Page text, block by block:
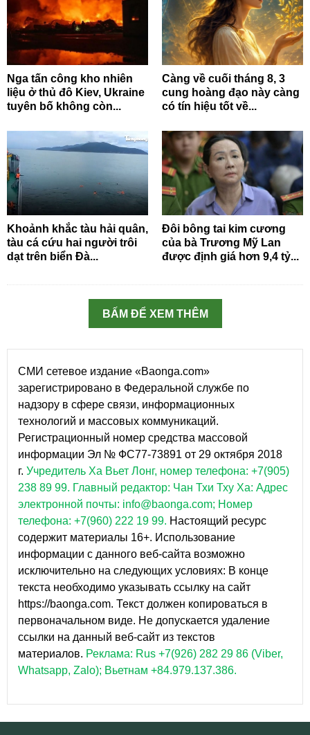
Nga tấn công kho nhiên
liệu ở thủ đô Kiev, Ukraine
tuyên bố không còn...
Càng về cuối tháng 8, 3
cung hoàng đạo này càng
có tín hiệu tốt về...
Khoảnh khắc tàu hải quân,
tàu cá cứu hai người trôi
dạt trên biển Đà...
Đôi bông tai kim cương
của bà Trương Mỹ Lan
được định giá hơn 9,4 tỷ...
BẤM ĐỂ XEM THÊM
СМИ сетевое издание «Baonga.com»
зарегистрировано в Федеральной службе по
надзору в сфере связи, информационных
технологий и массовых коммуникаций.
Регистрационный номер средства массовой
информации Эл № ФС77-73891 от 29 октября 2018
г. Учредитель Ха Вьет Лонг, номер телефона: +7(905)
238 89 99. Главный редактор: Чан Тхи Тху Ха: Адрес
электронной почты: info@baonga.com; Номер
телефона: +7(960) 222 19 99. Настоящий ресурс
содержит материалы 16+. Использование
информации с данного веб-сайта возможно
исключительно на следующих условиях: В конце
текста необходимо указывать ссылку на сайт
https://baonga.com. Текст должен копироваться в
первоначальном виде. Не допускается удаление
ссылки на данный веб-сайт из текстов
материалов. Реклама: Rus +7(926) 282 29 86 (Viber,
Whatsapp, Zalo); Вьетнам +84.979.137.386.